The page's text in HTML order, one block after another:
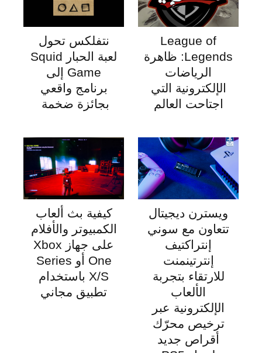
League of
Legends: ظاهرة
الرياضات
الإلكترونية التي
اجتاحت العالم
نتفلكس تحول
لعبة الحبار Squid
Game إلى
برنامج واقعي
بجائزة ضخمة
ويسترن ديجيتال
تتعاون مع سوني
إنتراكتيف
إنترتينمنت
للارتقاء بتجربة
الألعاب
الإلكترونية عبر
ترخيص محرّك
أقراص جديد
كيفية بث ألعاب
الكمبيوتر والأفلام
على جهاز Xbox
One أو Series
X/S باستخدام
تطبيق مجاني